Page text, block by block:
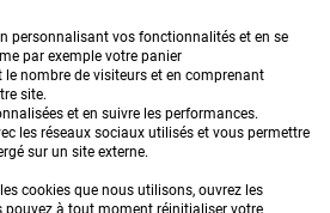
personnalisant vos fonctionnalités et en se
par exemple votre panier
le nombre de visiteurs et en comprenant
site.
et en suivre les performances.
les réseaux sociaux utilisés et vous permettre
sur un site externe.
cookies que nous utilisons, ouvrez les
pouvez à tout moment réinitialiser votre